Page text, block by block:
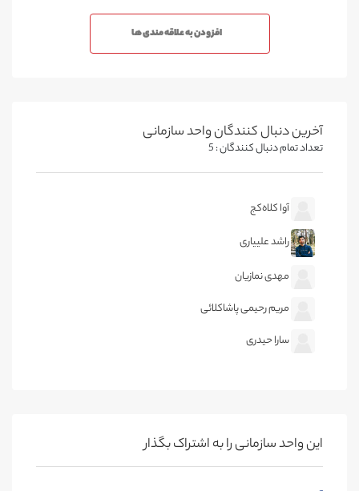
افزودن به علاقه مندی ها
آخرین دنبال کنندگان واحد سازمانی
تعداد تمام دنبال کنندگان : 5
آوا کلاه‌کج
راشد علییاری
مهدی نمازیان
مریم رحیمی پاشاکلائی
سارا حیدری
این واحد سازمانی را به اشتراک بگذار